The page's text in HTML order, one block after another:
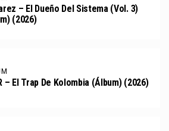
– El Dueño Del Sistema (Vol. 3)
(2026)
– El Trap De Kolombia (Álbum) (2026)